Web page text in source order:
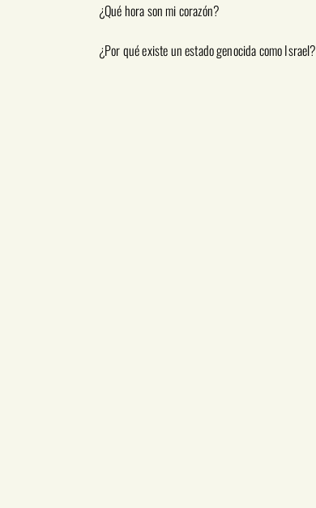
¿Qué hora son mi corazón?
¿Por qué existe un estado genocida como Israel?